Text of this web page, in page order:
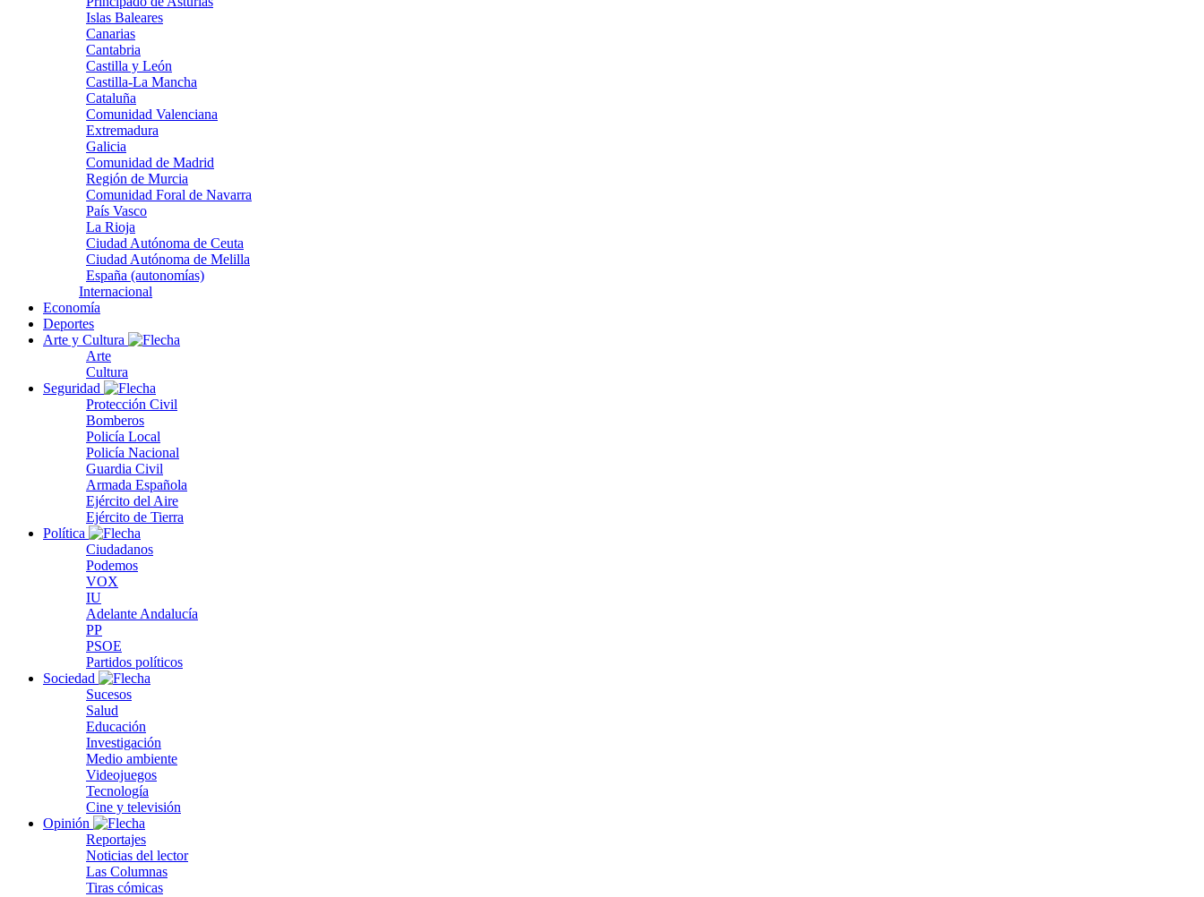
Islas Baleares
Canarias
Cantabria
Castilla y León
Castilla-La Mancha
Cataluña
Comunidad Valenciana
Extremadura
Galicia
Comunidad de Madrid
Región de Murcia
Comunidad Foral de Navarra
País Vasco
La Rioja
Ciudad Autónoma de Ceuta
Ciudad Autónoma de Melilla
España (autonomías)
Internacional
Economía
Deportes
Arte y Cultura
Arte
Cultura
Seguridad
Protección Civil
Bomberos
Policía Local
Policía Nacional
Guardia Civil
Armada Española
Ejército del Aire
Ejército de Tierra
Política
Ciudadanos
Podemos
VOX
IU
Adelante Andalucía
PP
PSOE
Partidos políticos
Sociedad
Sucesos
Salud
Educación
Investigación
Medio ambiente
Videojuegos
Tecnología
Cine y televisión
Opinión
Reportajes
Noticias del lector
Las Columnas
Tiras cómicas